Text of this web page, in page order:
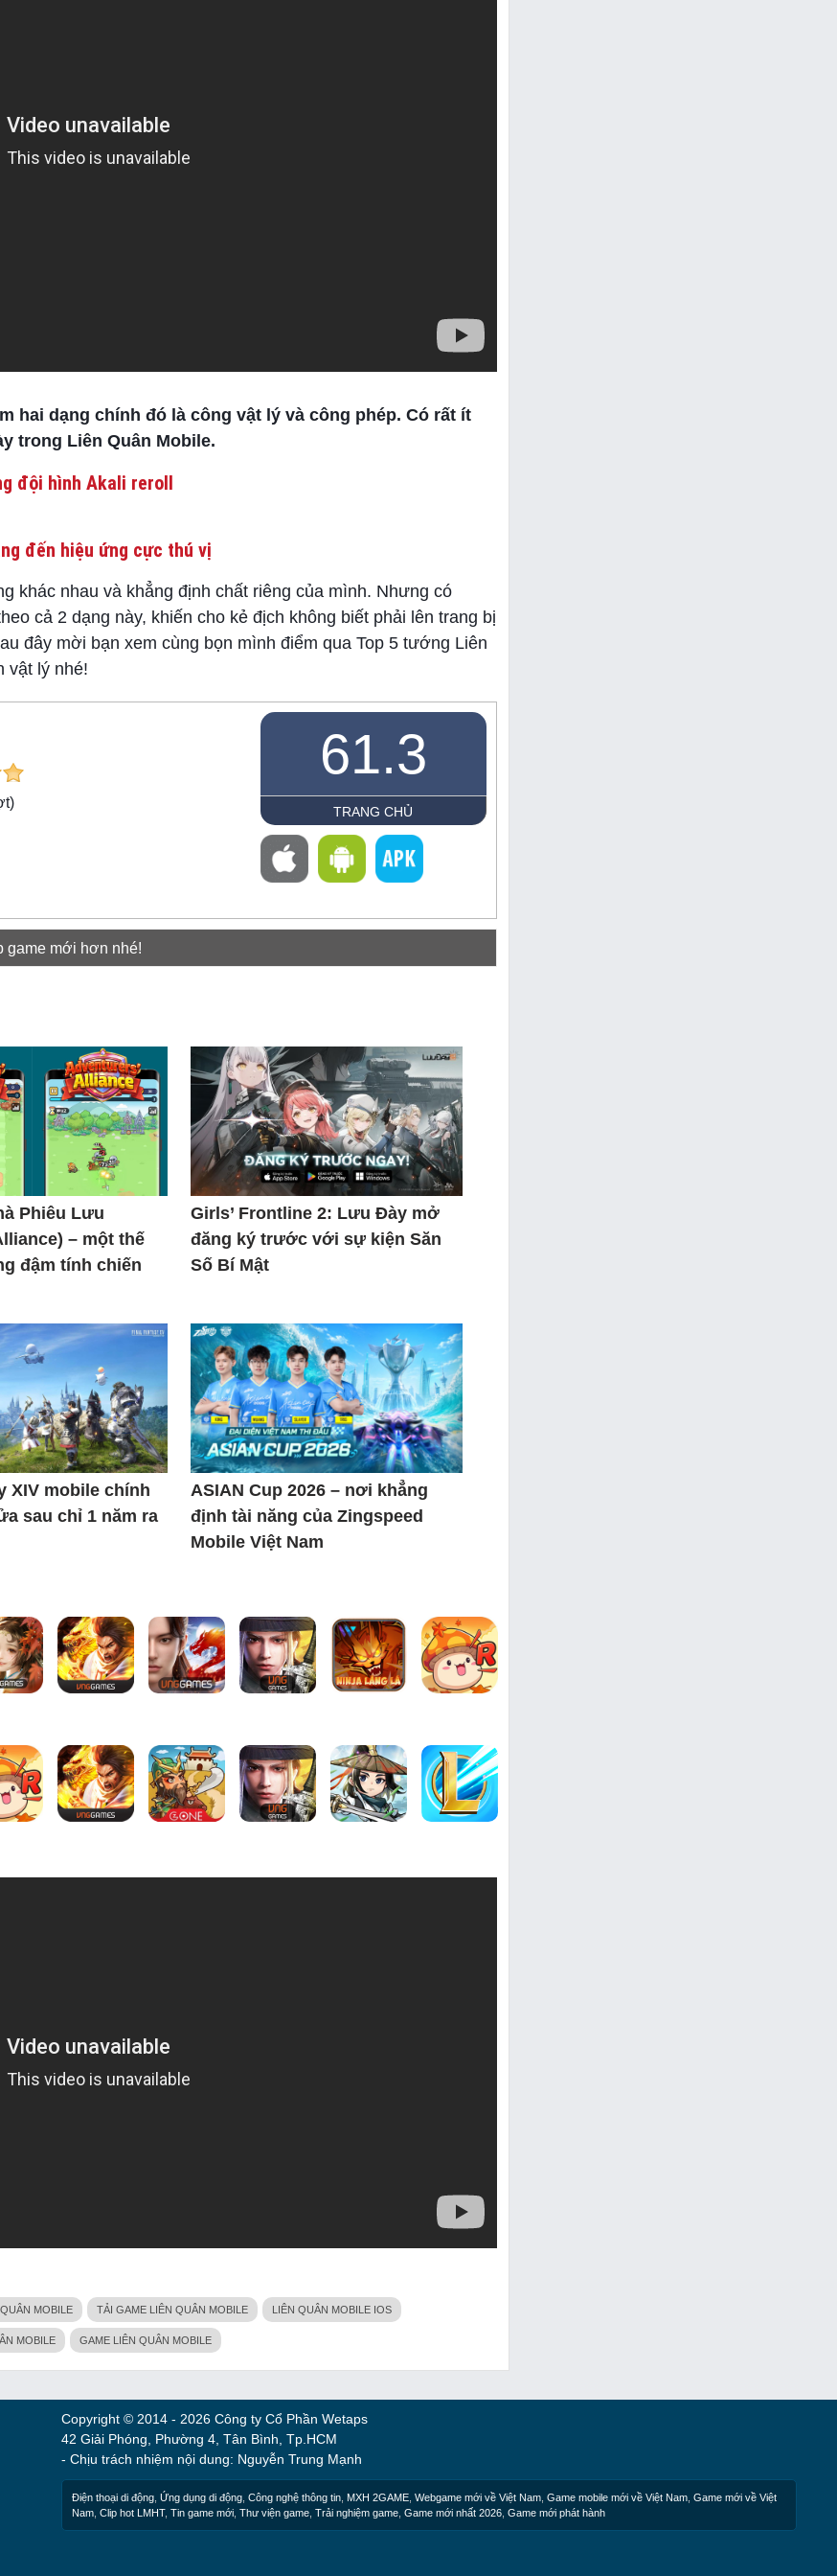
hai dạng chính đó là công vật lý và công phép. Có rất ít
trong Liên Quân Mobile.
đội hình Akali reroll
đến hiệu ứng cực thú vị
khác nhau và khẳng định chất riêng của mình. Nhưng có
cả 2 dạng này, khiến cho kẻ địch không biết phải lên trang bị
đây mời bạn xem cùng bọn mình điểm qua Top 5 tướng Liên
vật lý nhé!
61.3
TRANG CHỦ
game mới hơn nhé!
Phiêu Lưu
– một thế
đậm tính chiến
Girls’ Frontline 2: Lưu Đày mở
đăng ký trước với sự kiện Săn
Số Bí Mật
XIV mobile chính
sau chỉ 1 năm ra
ASIAN Cup 2026 – nơi khẳng
định tài năng của Zingspeed
Mobile Việt Nam
MOBILE TẢI GAME LIÊN QUÂN MOBILE LIÊN QUÂN MOBILE IOS
MOBILE GAME LIÊN QUÂN MOBILE
Copyright © 2014 - 2026 Công ty Cổ Phần Wetaps
42 Giải Phóng, Phường 4, Tân Bình, Tp.HCM
- Chịu trách nhiệm nội dung: Nguyễn Trung Mạnh
Điện thoại di động Ứng dụng di động Công nghệ thông tin MXH 2GAME Webgame mới về Việt Nam Game mobile mới về Việt Nam Game mới về Việt
Nam Clip hot LMHT, Tin game mới Thư viện game Trải nghiệm game Game mới nhất 2026 Game mới phát hành